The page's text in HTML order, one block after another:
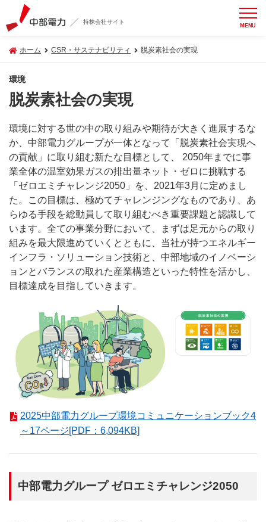
持株会社サイト MENU
ホーム CSR・サステナビリティ 脱炭素社会の実現
環境
脱炭素社会の実現
環境に対する世の中の取り組みや期待が大きく進展するな
か、中部電力グループが一体となって「脱炭素社会実現へ
の貢献」に取り組む新たな目標として、 2050年までに事
業全体の温室効果ガスの排出量ネット・ゼロに挑戦する
「ゼロエミチャレンジ2050」を、2021年3月に定めまし
た。この目標は、極めてチャレンジングなものであり、あ
らゆる手段を総動員して取り組むべき重要課題と認識して
います。全ての事業分野において、まずは足元からの取り
組みを最大限進めていくとともに、当社が持つエネルギー
インフラ・ソリューション技術と、中部地域のイノベーシ
ョンとバランスの取れた産業構造といった特性を活かし、
目標達成を目指していきます。
2025中部電力グループ環境コミュニケーションブック4
～17ページ[PDF：6,094KB]
中部電力グループ ゼロエミチャレンジ2050